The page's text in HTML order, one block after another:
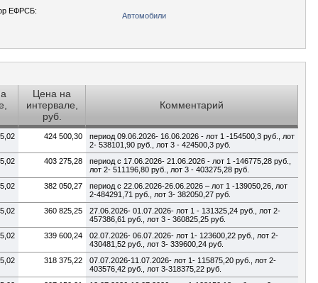
ЕФРСБ:
Автомобили
Цена на
интервале,
руб.
Комментарий
424 500,30
период 09.06.2026- 16.06.2026 - лот 1 -154500,3 руб., лот
2- 538101,90 руб., лот 3 - 424500,3 руб.
403 275,28
период с 17.06.2026- 21.06.2026 - лот 1 -146775,28 руб.,
лот 2- 511196,80 руб., лот 3 - 403275,28 руб.
382 050,27
период с 22.06.2026-26.06.2026 – лот 1 -139050,26, лот
2-484291,71 руб., лот 3- 382050,27 руб.
360 825,25
27.06.2026- 01.07.2026- лот 1 - 131325,24 руб., лот 2-
457386,61 руб., лот 3 - 360825,25 руб.
339 600,24
02.07.2026- 06.07.2026- лот 1- 123600,22 руб., лот 2-
430481,52 руб., лот 3- 339600,24 руб.
318 375,22
07.07.2026-11.07.2026- лот 1- 115875,20 руб., лот 2-
403576,42 руб., лот 3-318375,22 руб.